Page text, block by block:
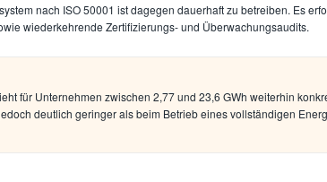
nach ISO 50001 ist dagegen dauerhaft zu betreiben. Es
wiederkehrende Zertifizierungs- und Überwachungsaudits.
für Unternehmen zwischen 2,77 und 23,6 GWh weiterhin
deutlich geringer als beim Betrieb eines vollständigen